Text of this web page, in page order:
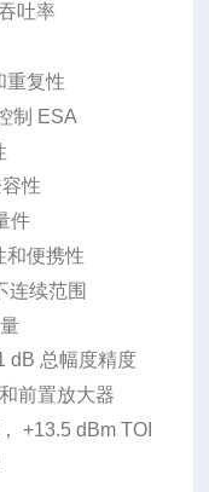
吐率
重复性
制 ESA
性
件
和便携性
连续范围
dB 总幅度精度
前置放大器
+13.5 dBm TOI